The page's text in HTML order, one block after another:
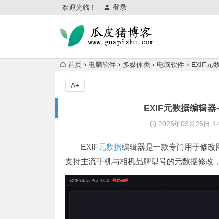
欢迎光临！ 登录
首页 电脑软件 多媒体类 电脑软件 EXIF元
EXIF元数据编辑
2026年03月26日
EXIF元数据编辑器是一款专门用于修
支持主流手机与相机品牌型号的元数据修改
A+